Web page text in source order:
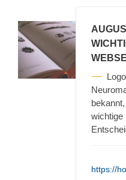
wichtige
https://